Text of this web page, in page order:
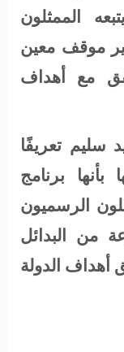
الممثلون
موقف معين
مع أهداف
سليم تعريفًا
برنامج
الرسميون
من البدائل
أهداف الدولة